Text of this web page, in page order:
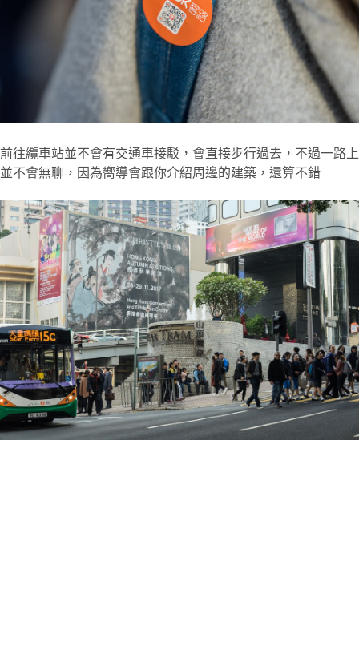
前往纜車站並不會有交通車接駁，會直接步行過去，不過一路上
並不會無聊，因為嚮導會跟你介紹周邊的建築，還算不錯